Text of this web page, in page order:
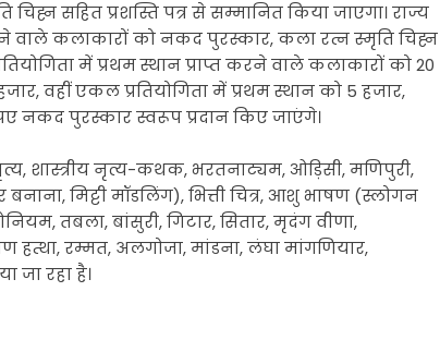
सहित प्रशस्ति पत्र से सम्मानित किया जाएगा। राज्य
वाले कलाकारों को नकद पुरस्कार, कला रत्न स्मृति चिह्न
में प्रथम स्थान प्राप्त करने वाले कलाकारों को 20
वहीं एकल प्रतियोगिता में प्रथम स्थान को 5 हजार,
नकद पुरस्कार स्वरूप प्रदान किए जाएंगे।
शास्त्रीय नृत्य-कथक, भरतनाट्यम, ओड़िसी, मणिपुरी,
मिट्टी मॉडलिंग), भित्ती चित्र, आशु भाषण (स्लोगन
तबला, बांसुरी, गिटार, सितार, मृदंग वीणा,
रम्मत, अलगोजा, मांडना, लंघा मांगणियार,
रहा है।